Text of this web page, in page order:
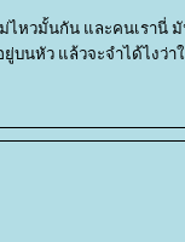
ม่ไหวมั้นกัน และคนเร
นหัว แล้วจะจำได้ไงว่า